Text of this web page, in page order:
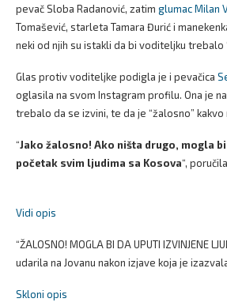
pevač Sloba Radanović, zatim glumac Milan
Tomašević, starleta Tamara Đurić i
neki od njih su istakli da bi voditeljku trebalo
Glas protiv voditeljke podigla je i pevačica
oglasila na svom Instagram profilu. Ona je
trebalo da se izvini, te da je “žalosno” kakvo
“Jako žalosno! Ako ništa drugo, mogla
početak svim ljudima sa Kosova“,
Vidi opis
“ŽALOSNO! MOGLA BI DA UPUTI IZVINJENE
udarila na Jovanu nakon izjave koja je
Skloni opis